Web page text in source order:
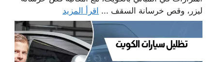
ليزر، وقص خرسانة السقف ... اقرأ المزيد